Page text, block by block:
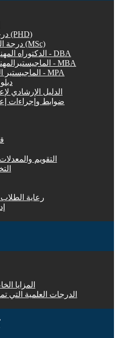
درجة دكتوراة الفلسفة (PHD)
درجة الماجيستير الأكاديمي (MSc)
الدكتوراه المهنية في إدارة الأعمال - DBA
الماجيستيرالمهني في إدارة الأعمال - MBA
الماجيستير المهني في المحاسبة - MPA
الدليل الإرشادي
ضوابط وإجراءات
التقويم
رعاية الطلاب
المزايا
الدرجات العلمية التي